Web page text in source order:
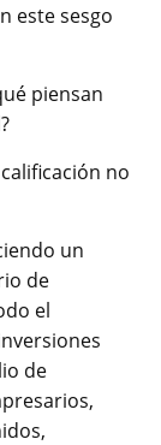
este sesgo
piensan
no
un
de
el
de